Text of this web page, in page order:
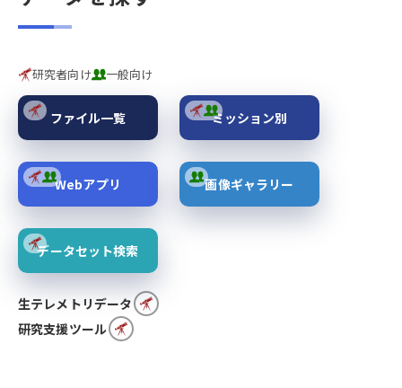
研究者向け 一般向け
ファイル一覧 ミッション別
Webアプリ 画像ギャラリー
データセット検索
生テレメトリデータ
研究支援ツール